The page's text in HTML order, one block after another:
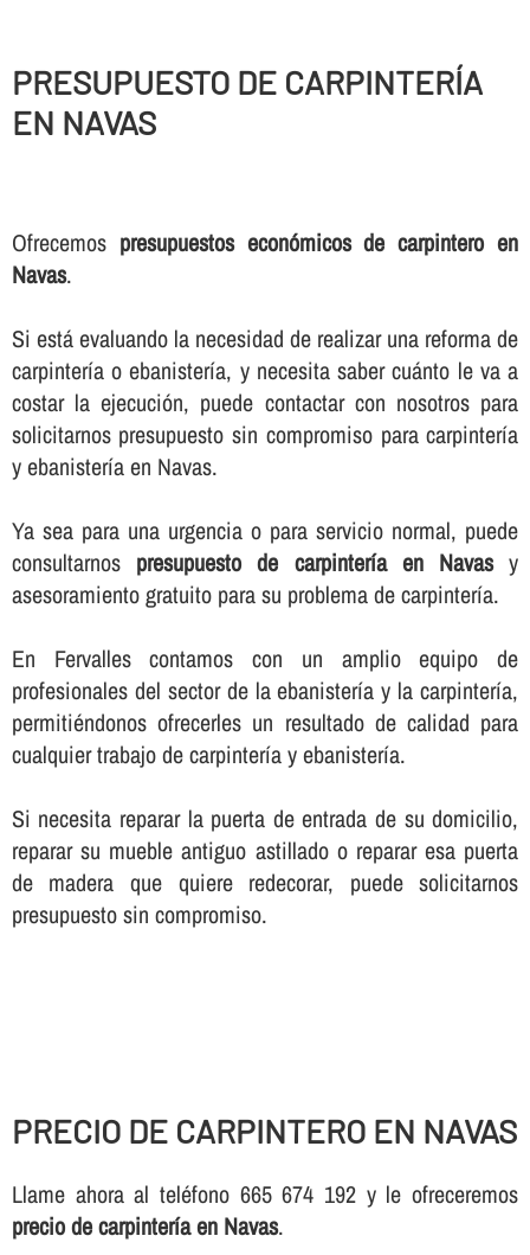
PRESUPUESTO DE CARPINTERÍ­A
EN NAVAS
Ofrecemos presupuestos económicos de carpintero en
Navas.
Si está evaluando la necesidad de realizar una reforma de
carpinterí­a o ebanisterí­a, y necesita saber cuánto le va a
costar la ejecución, puede contactar con nosotros para
solicitarnos presupuesto sin compromiso para carpinterí­a
y ebanisterí­a en Navas.
Ya sea para una urgencia o para servicio normal, puede
consultarnos presupuesto de carpinterí­a en Navasy
asesoramiento gratuito para su problema de carpinterí­a.
En Fervalles contamos con un amplio equipo de
profesionales del sector de la ebanisterí­a y la carpinterí­a,
permitiéndonos ofrecerles un resultado de calidad para
cualquier trabajo de carpinterí­a y ebanisterí­a.
Si necesita reparar la puerta de entrada de su domicilio,
reparar su mueble antiguo astillado o reparar esa puerta
de madera que quiere redecorar, puede solicitarnos
presupuesto sin compromiso.
PRECIO DE CARPINTERO EN NAVAS
Llame ahora al teléfono 665 674 192 y le ofreceremos
precio de carpinterí­a en Navas.